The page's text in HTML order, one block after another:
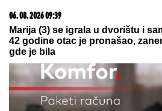
GOTOVO JE!Real Madrid
pojačanje u istoriji kluba
UMRO POZNATI
u 78. godini